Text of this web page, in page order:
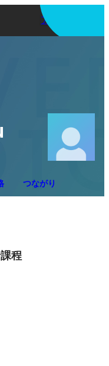
アプリを使う
つながり
程